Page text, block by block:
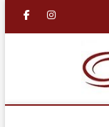
facebook
in